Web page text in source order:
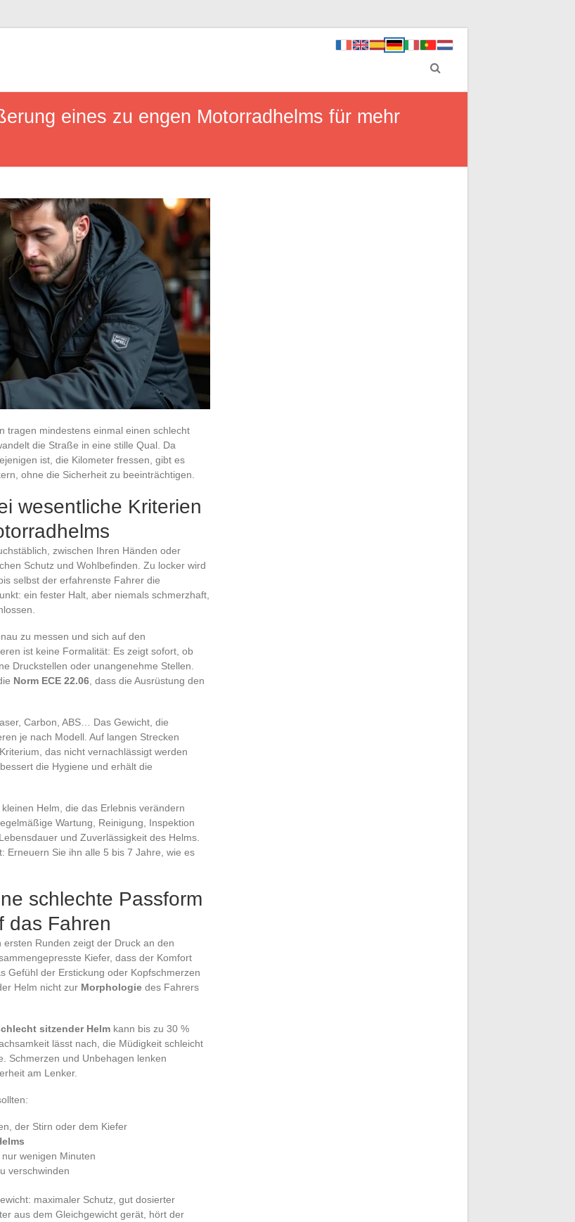
eines zu engen Motorradhelms für mehr
tragen mindestens einmal einen schlecht
die Straße in eine stille Qual. Da
ist, die Kilometer fressen, gibt es
ohne die Sicherheit zu beeinträchtigen.
wesentliche Kriterien
zwischen Ihren Händen oder
Schutz und Wohlbefinden. Zu locker wird
selbst der erfahrenste Fahrer die
ein fester Halt, aber niemals schmerzhaft,
zu messen und sich auf den
ist keine Formalität: Es zeigt sofort, ob
Druckstellen oder unangenehme Stellen.
Norm ECE 22.06 , dass die Ausrüstung den
Carbon, ABS… Das Gewicht, die
je nach Modell. Auf langen Strecken
das nicht vernachlässigt werden
die Hygiene und erhält die
Helm, die das Erlebnis verändern
Wartung, Reinigung, Inspektion
und Zuverlässigkeit des Helms.
Erneuern Sie ihn alle 5 bis 7 Jahre, wie es
schlechte Passform
das Fahren
Runden zeigt der Druck an den
Kiefer, dass der Komfort
Gefühl der Erstickung oder Kopfschmerzen
Helm nicht zur Morphologie des Fahrers
sitzender Helm kann bis zu 30 %
lässt nach, die Müdigkeit schleicht
Schmerzen und Unbehagen lenken
am Lenker.
der Stirn oder dem Kiefer
wenigen Minuten
verschwinden
maximaler Schutz, gut dosierter
aus dem Gleichgewicht gerät, hört der